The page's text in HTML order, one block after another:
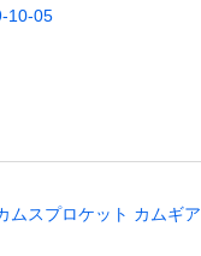
10-05
ムスプロケット カムギア